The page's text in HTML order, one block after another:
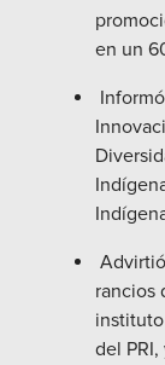
en un
rancios
del